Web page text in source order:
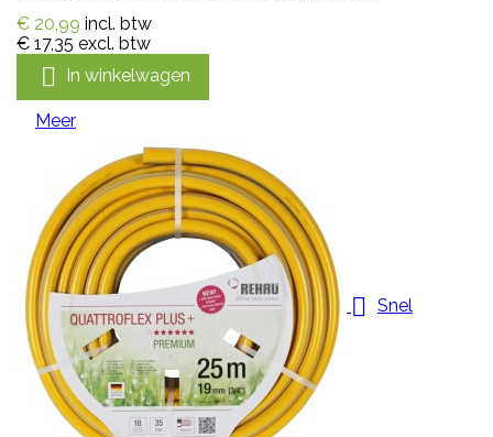
€ 20,99 incl. btw
€ 17,35 excl. btw
 In winkelwagen
Meer
 Snel